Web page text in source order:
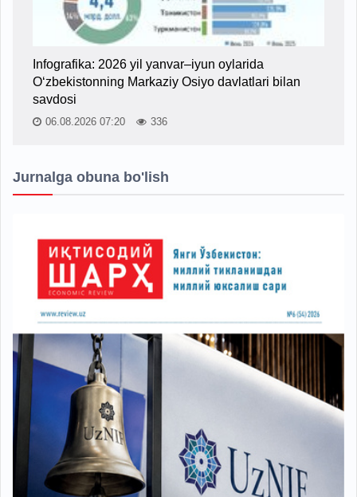
Infografika: 2026 yil yanvar–iyun oylarida
O‘zbekistonning Markaziy Osiyo davlatlari bilan
savdosi
06.08.2026 07:20 336
Jurnalga obuna bo'lish